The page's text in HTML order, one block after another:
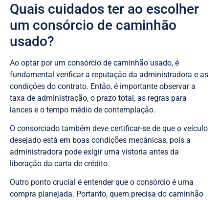
Quais cuidados ter ao escolher
um consórcio de caminhão
usado?
Ao optar por um consórcio de caminhão usado, é
fundamental verificar a reputação da administradora e as
condições do contrato. Então, é importante observar a
taxa de administração, o prazo total, as regras para
lances e o tempo médio de contemplação.
O consorciado também deve certificar-se de que o veículo
desejado está em boas condições mecânicas, pois a
administradora pode exigir uma vistoria antes da
liberação da carta de crédito.
Outro ponto crucial é entender que o consórcio é uma
compra planejada. Portanto, quem precisa do caminhão